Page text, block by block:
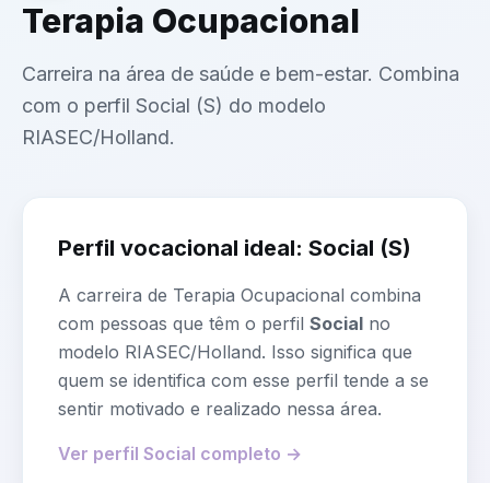
Terapia Ocupacional
Carreira na área de saúde e bem-estar. Combina
com o perfil Social (S) do modelo
RIASEC/Holland.
Perfil vocacional ideal: Social (S)
A carreira de Terapia Ocupacional combina
com pessoas que têm o perfil Social no
modelo RIASEC/Holland. Isso significa que
quem se identifica com esse perfil tende a se
sentir motivado e realizado nessa área.
Ver perfil Social completo →